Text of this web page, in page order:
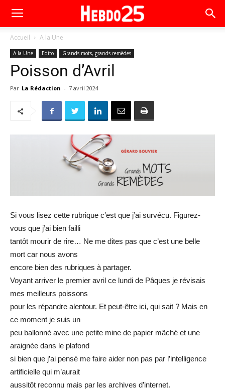
Accueil A la Une
A la Une Edito Grands mots, grands remèdes
Poisson d’Avril
Par La Rédaction - 7 avril 2024
Si vous lisez cette rubrique c’est que j’ai survécu. Figurez-
vous que j’ai bien failli
tantôt mourir de rire… Ne me dites pas que c’est une belle
mort car nous avons
encore bien des rubriques à partager.
Voyant arriver le premier avril ce lundi de Pâques je révisais
mes meilleurs poissons
pour les répandre alentour. Et peut-être ici, qui sait ? Mais en
ce moment je suis un
peu ballonné avec une petite mine de papier mâché et une
araignée dans le plafond
si bien que j’ai pensé me faire aider non pas par l’intelligence
artificielle qui m’aurait
aussitôt reconnu mais par les archives d’internet.